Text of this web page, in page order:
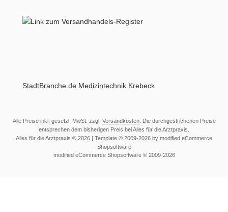
StadtBranche.de Medizintechnik Krebeck
Alle Preise inkl. gesetzl. MwSt. zzgl. Versandkosten. Die durchgestrichenen Preise
entsprechen dem bisherigen Preis bei Alles für die Arztpraxis.
Alles für die Arztpraxis © 2026 | Template © 2009-2026 by modified eCommerce
Shopsoftware
modified eCommerce Shopsoftware © 2009-2026